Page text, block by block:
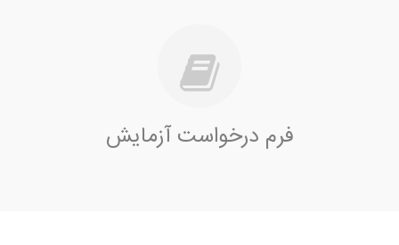
فرم درخواست آزمایش